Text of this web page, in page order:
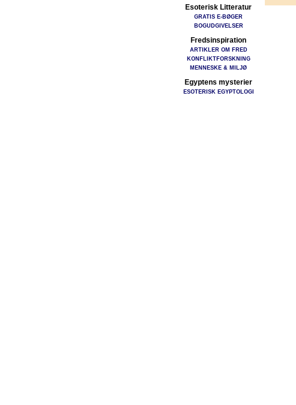
Esoterisk Litteratur
GRATIS E-BØGER
BOGUDGIVELSER
Fredsinspiration
ARTIKLER OM FRED
KONFLIKTFORSKNING
MENNESKE & MILJØ
Egyptens mysterier
ESOTERISK EGYPTOLOGI